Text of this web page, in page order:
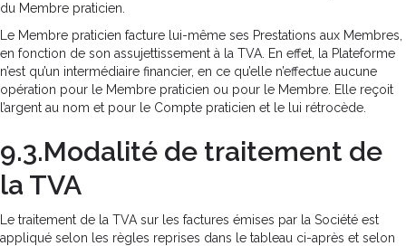
du Membre praticien.
Le Membre praticien facture lui-même ses Prestations aux Membres,
en fonction de son assujettissement à la TVA. En effet, la Plateforme
n’est qu’un intermédiaire financier, en ce qu’elle n’effectue aucune
opération pour le Membre praticien ou pour le Membre. Elle reçoit
l’argent au nom et pour le Compte praticien et le lui rétrocède.
9.3.Modalité de traitement de
la TVA
Le traitement de la TVA sur les factures émises par la Société est
appliqué selon les règles reprises dans le tableau ci-après et selon